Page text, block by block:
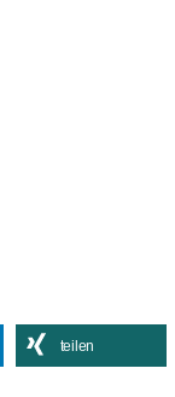
teilen